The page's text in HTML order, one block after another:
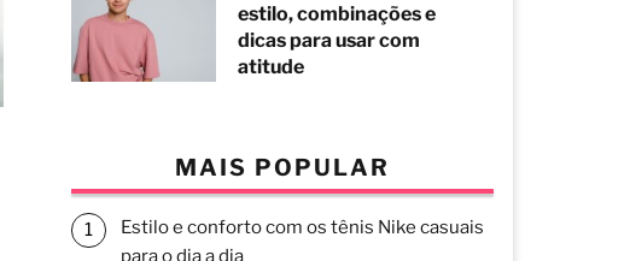
estilo, combinações e
dicas para usar com
atitude
MAIS POPULAR
Estilo e conforto com os tênis Nike casuais
para o dia a dia